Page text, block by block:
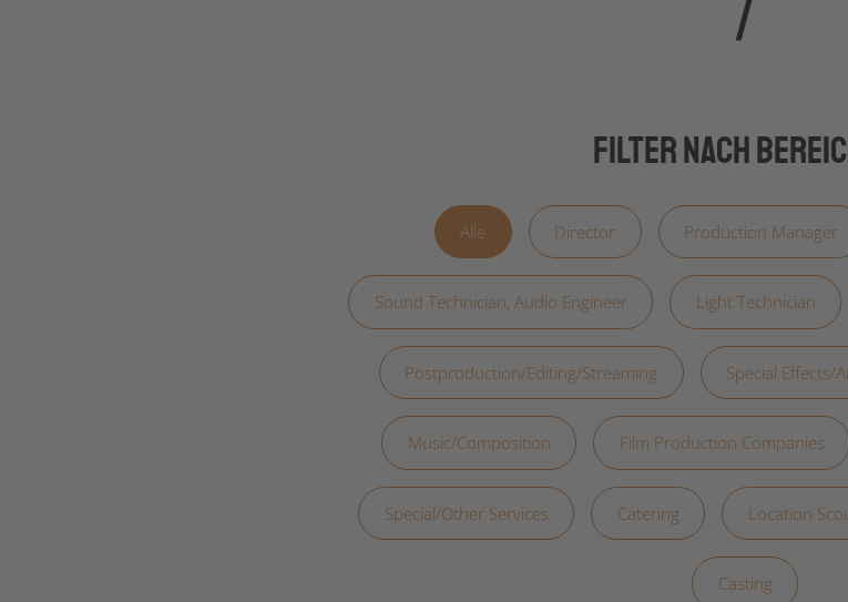
Filter nach
Alle Director Production Manager
Sound Technician, Audio Engineer Light Technician
Postproduction/Editing/Streaming Special Effects/
Music/Composition Film Production Companies
Special/Other Services Catering Location
Casting